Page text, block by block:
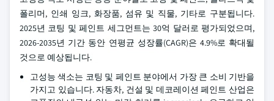
폴리머, 인쇄 잉크, 화장품, 섬유 및 직물, 기타로 구분됩니다.
2025년 코팅 및 페인트 세그먼트는 30억 달러로 평가되었으며,
2026-2035년 기간 동안 연평균 성장률(CAGR)은 4.9%로 확대될
것으로 예상됩니다.
고성능 색소는 코팅 및 페인트 분야에서 가장 큰 소비 기반을
가지고 있습니다. 자동차, 건설 및 데코레이션 페인트 산업은